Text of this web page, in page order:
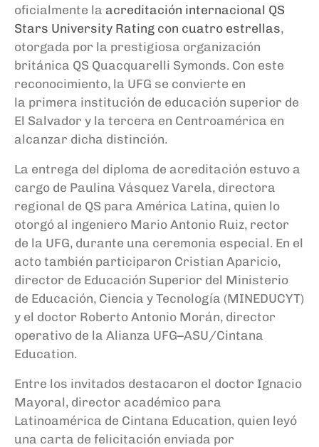
oficialmente la acreditación internacional QS
Stars University Rating con cuatro estrellas,
otorgada por la prestigiosa organización
británica QS Quacquarelli Symonds. Con este
reconocimiento, la UFG se convierte en
la primera institución de educación superior de
El Salvador y la tercera en Centroamérica en
alcanzar dicha distinción.
La entrega del diploma de acreditación estuvo a
cargo de Paulina Vásquez Varela, directora
regional de QS para América Latina, quien lo
otorgó al ingeniero Mario Antonio Ruiz, rector
de la UFG, durante una ceremonia especial. En el
acto también participaron Cristian Aparicio,
director de Educación Superior del Ministerio
de Educación, Ciencia y Tecnología (MINEDUCYT)
y el doctor Roberto Antonio Morán, director
operativo de la Alianza UFG–ASU/Cintana
Education.
Entre los invitados destacaron el doctor Ignacio
Mayoral, director académico para
Latinoamérica de Cintana Education, quien leyó
una carta de felicitación enviada por